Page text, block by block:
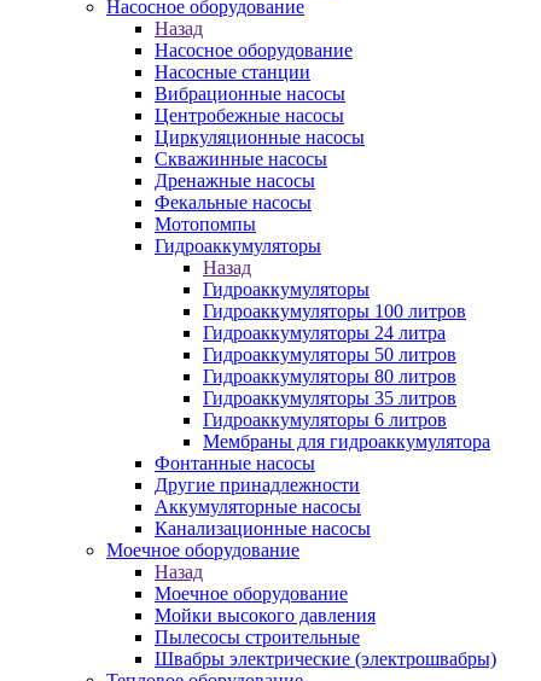
Насосное оборудование
Назад
Насосное оборудование
Насосные станции
Вибрационные насосы
Центробежные насосы
Циркуляционные насосы
Скважинные насосы
Дренажные насосы
Фекальные насосы
Мотопомпы
Гидроаккумуляторы
Назад
Гидроаккумуляторы
Гидроаккумуляторы 100 литров
Гидроаккумуляторы 24 литра
Гидроаккумуляторы 50 литров
Гидроаккумуляторы 80 литров
Гидроаккумуляторы 35 литров
Гидроаккумуляторы 6 литров
Мембраны для гидроаккумулятора
Фонтанные насосы
Другие принадлежности
Аккумуляторные насосы
Канализационные насосы
Моечное оборудование
Назад
Моечное оборудование
Мойки высокого давления
Пылесосы строительные
Швабры электрические (электрошвабры)